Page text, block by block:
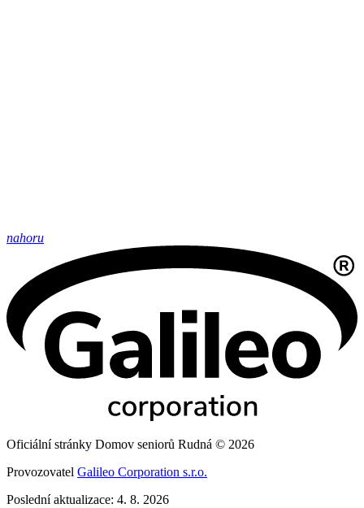
nahoru
Oficiální stránky Domov seniorů Rudná © 2026
Provozovatel Galileo Corporation s.r.o.
Poslední aktualizace: 4. 8. 2026